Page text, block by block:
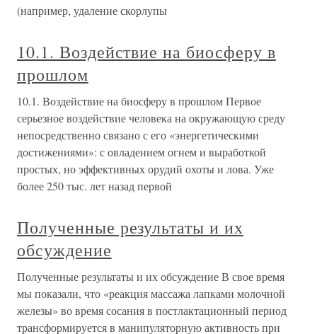
(например, удаление скорлупы
10.1. Воздействие на биосферу в
прошлом
10.1. Воздействие на биосферу в прошлом Первое
серьезное воздействие человека на окружающую среду
непосредственно связано с его «энергетическими
достижениями»: с овладением огнем и выработкой
простых, но эффективных орудий охоты и лова. Уже
более 250 тыс. лет назад первой
Полученные результаты и их
обсуждение
Полученные результаты и их обсуждение В свое время
мы показали, что «реакция массажа лапками молочной
железы» во время сосания в постлактационный период
трансформируется в манипуляторную активность при